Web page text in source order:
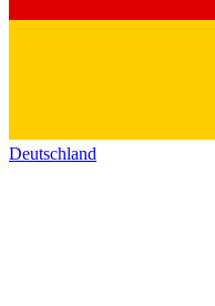
Deutschland